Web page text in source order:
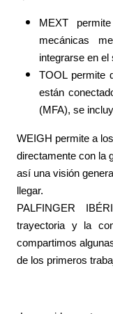
MEXT
mecánicas
integrarse en
TOOL permite
están
(MFA), se
WEIGH permite a
directamente con la
así una visión
llegar.
PALFINGER
trayectoria y
la
compartimos
de los primeros